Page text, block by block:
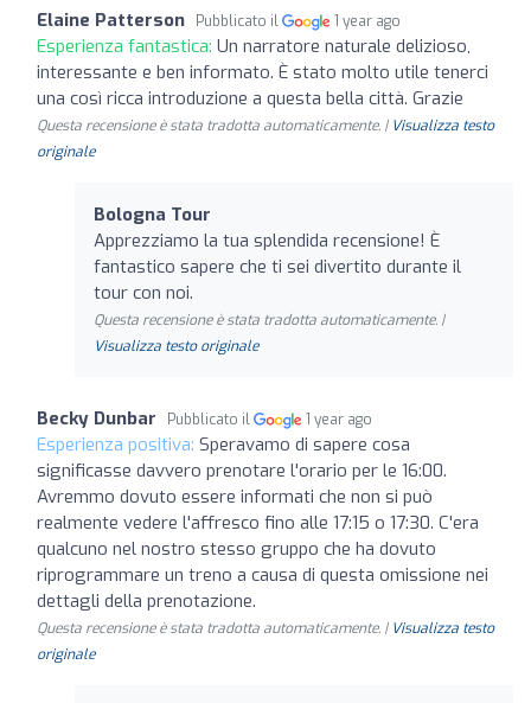
Elaine Patterson Pubblicato il 1 year ago
Esperienza fantastica: Un narratore naturale delizioso,
interessante e ben informato. È stato molto utile tenerci
una così ricca introduzione a questa bella città. Grazie
Questa recensione è stata tradotta automaticamente. | Visualizza testo
originale
Bologna Tour
Apprezziamo la tua splendida recensione! È
fantastico sapere che ti sei divertito durante il
tour con noi.
Questa recensione è stata tradotta automaticamente. |
Visualizza testo originale
Becky Dunbar Pubblicato il 1 year ago
Esperienza positiva: Speravamo di sapere cosa
significasse davvero prenotare l'orario per le 16:00.
Avremmo dovuto essere informati che non si può
realmente vedere l'affresco fino alle 17:15 o 17:30. C'era
qualcuno nel nostro stesso gruppo che ha dovuto
riprogrammare un treno a causa di questa omissione nei
dettagli della prenotazione.
Questa recensione è stata tradotta automaticamente. | Visualizza testo
originale